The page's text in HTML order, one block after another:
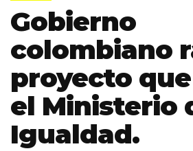
Gobierno
colombiano
proyecto
el Ministerio
Igualdad.